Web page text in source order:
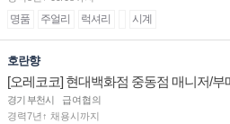
명품 주얼리 럭셔리 시계
호란향
[오레코코] 현대백화점 중동점 매니저/
경기 부천시
급여협의
경력7년↑ 채용시까지